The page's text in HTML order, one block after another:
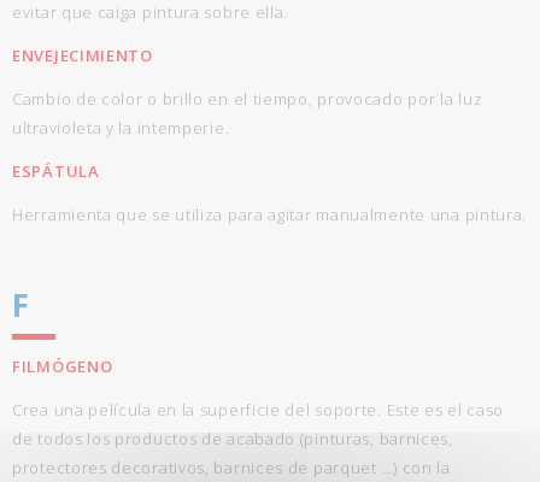
evitar que caiga pintura sobre ella.
ENVEJECIMIENTO
Cambio de color o brillo en el tiempo, provocado por la luz
ultravioleta y la intemperie.
ESPÁTULA
Herramienta que se utiliza para agitar manualmente una pintura.
F
FILMÓGENO
Crea una película en la superficie del soporte. Este es el caso
de todos los productos de acabado (pinturas, barnices,
protectores decorativos, barnices de parquet …) con la